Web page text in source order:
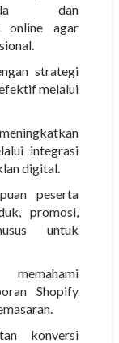
dan
online agar
strategi
melalui
integrasi
digital.
peserta
promosi,
untuk
Shopify
konversi